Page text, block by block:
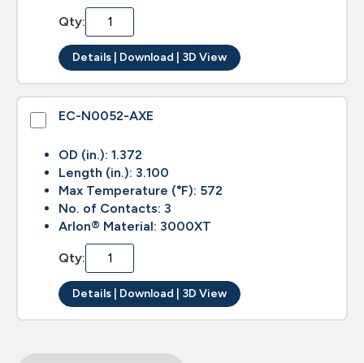
Qty:
Details | Download | 3D View
EC-N0052-AXE
OD (in.): 1.372
Length (in.): 3.100
Max Temperature (°F): 572
No. of Contacts: 3
Arlon® Material: 3000XT
Qty:
Details | Download | 3D View